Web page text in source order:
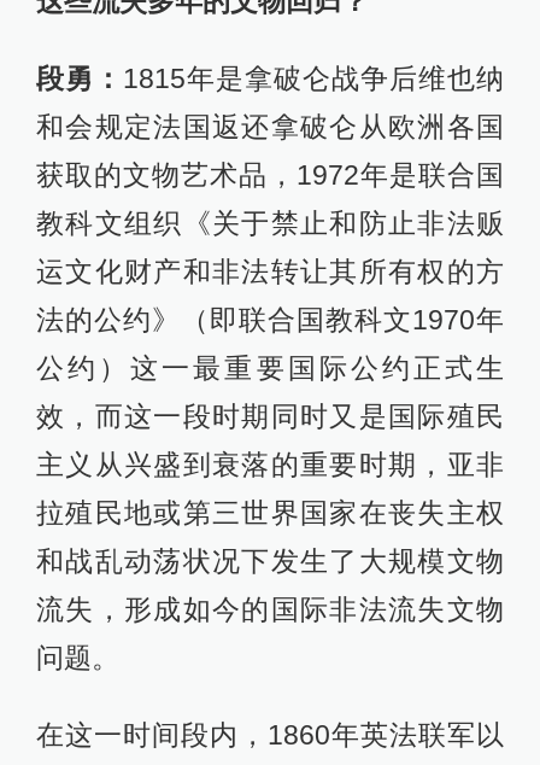
段勇： 1815年是拿破仑战争后维也纳
和会规定法国返还拿破仑从欧洲各国
获取的文物艺术品，1972年是联合国
教科文组织《关于禁止和防止非法贩
运文化财产和非法转让其所有权的方
法的公约》（即联合国教科文1970年
公约）这一最重要国际公约正式生
效，而这一段时期同时又是国际殖民
主义从兴盛到衰落的重要时期，亚非
拉殖民地或第三世界国家在丧失主权
和战乱动荡状况下发生了大规模文物
流失，形成如今的国际非法流失文物
问题。
在这一时间段内，1860年英法联军以